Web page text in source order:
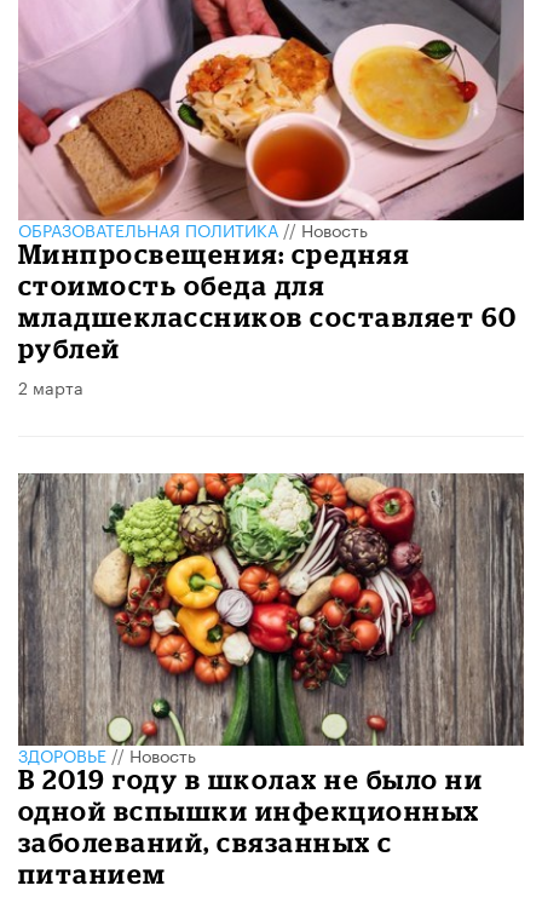
ОБРАЗОВАТЕЛЬНАЯ ПОЛИТИКА//Новость
Минпросвещения: средняя
стоимость обеда для
младшеклассников составляет 60
рублей
2 марта
ЗДОРОВЬЕ//Новость
В 2019 году в школах не было ни
одной вспышки инфекционных
заболеваний, связанных с
питанием